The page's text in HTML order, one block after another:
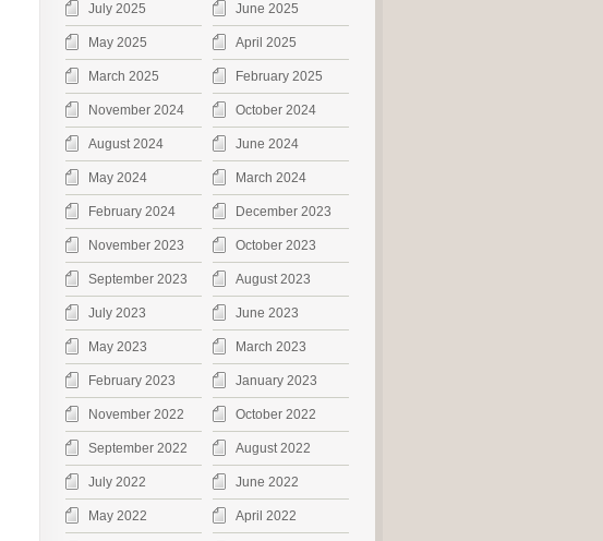
July 2025 June 2025
May 2025 April 2025
March 2025 February 2025
November 2024 October 2024
August 2024 June 2024
May 2024 March 2024
February 2024 December 2023
November 2023 October 2023
September 2023 August 2023
July 2023 June 2023
May 2023 March 2023
February 2023 January 2023
November 2022 October 2022
September 2022 August 2022
July 2022 June 2022
May 2022 April 2022